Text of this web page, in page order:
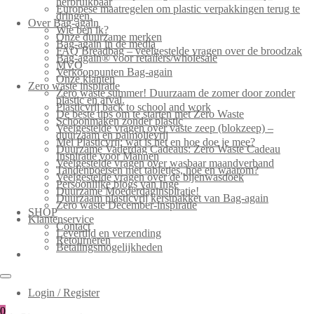
Europese maatregelen om plastic verpakkingen terug te
dringen.
Over Bag-again
Wie ben ik?
Onze duurzame merken
Bag-again in de media
FAQ Breadbag – veelgestelde vragen over de broodzak
Bag-again® voor retailers/wholesale
MVO
Verkooppunten Bag-again
Onze klanten
Zero waste inspiratie
Zero waste summer! Duurzaam de zomer door zonder
plastic en afval.
Plasticvrij back to school and work
De beste tips om te starten met Zero Waste
Schoonmaken zonder plastic
Veelgestelde vragen over vaste zeep (blokzeep) –
duurzaam en palmolievrij
Mei Plasticvrij: wat is het en hoe doe je mee?
Duurzame Vaderdag Cadeaus: Zero Waste Cadeau
Inspiratie voor Mannen
Veelgestelde vragen over wasbaar maandverband
Tandenpoetsen met tabletjes, hoe en waarom?
Veelgestelde vragen over de bijenwasdoek
Persoonlijke blogs van Inge
Duurzame Moederdaginspiratie!
Duurzaam plasticvrij kerstpakket van Bag-again
Zero waste December-inspiratie
SHOP
Klantenservice
Contact
Levertijd en verzending
Retourneren
Betalingsmogelijkheden
Login / Register
0